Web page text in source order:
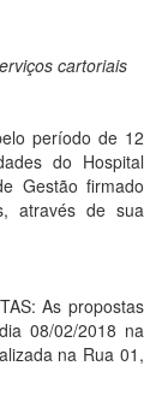
cartoriais
período de 12
do Hospital
Gestão firmado
através de sua
As propostas
08/02/2018 na
na Rua 01,